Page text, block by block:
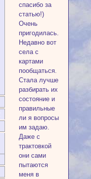
спасибо за
статью!)
Очень
пригодилась.
Недавно вот
села с
картами
пообщаться.
Стала лучше
разбирать их
состояние и
правильные
ли я вопросы
им задаю.
Даже с
трактовкой
они сами
пытаются
меня в